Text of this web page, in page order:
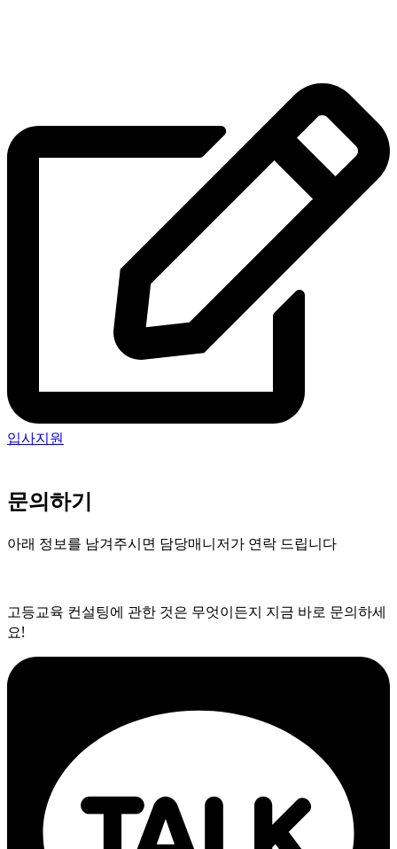
입사지원
문의하기
아래 정보를 남겨주시면 담당매니저가 연락 드립니다
고등교육 컨설팅에 관한 것은 무엇이든지 지금 바로 문의하세
요!